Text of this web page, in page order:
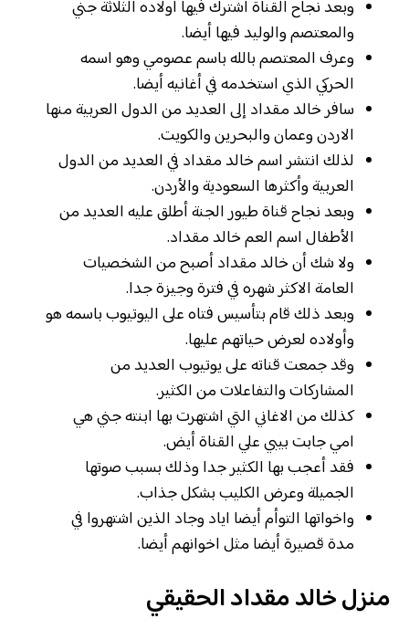
وبعد نجاح القناة اشترك فيها أولاده الثلاثة جني
والمعتصم والوليد فيها أيضا.
وعرف المعتصم بالله باسم عصومي وهو اسمه
الحركي الذي استخدمه في أغانيه أيضا.
سافر خالد مقداد إلى العديد من الدول العربية منها
الاردن وعمان والبحرين والكويت.
لذلك انتشر اسم خالد مقداد في العديد من الدول
العربية وأكثرها السعودية والأردن.
وبعد نجاح قناة طيور الجنة أطلق عليه العديد من
الأطفال اسم العم خالد مقداد.
ولا شك أن خالد مقداد أصبح من الشخصيات
العامة الاكثر شهره في فترة وجيزة جدا.
وبعد ذلك قام بتأسيس فتاه على اليوتيوب باسمه هو
وأولاده لعرض حياتهم عليها.
وقد جمعت قناته على يوتيوب العديد من
المشاركات والتفاعلات من الكثير.
كذلك من الاغاني التي اشتهرت بها ابنته جني هي
امي جابت بيبي علي القناة أيض.
فقد أعجب بها الكثير جدا وذلك بسبب صوتها
الجميلة وعرض الكليب بشكل جذاب.
واخواتها التوأم أيضا اياد وجاد الذين اشتهروا في
مدة قصيرة أيضا مثل اخوانهم أيضا.
منزل خالد مقداد الحقيقي